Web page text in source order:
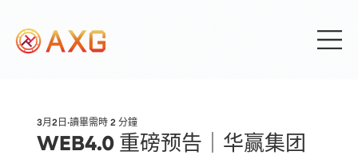
WEB4.0 重磅预告｜华赢集团
3月2日 讀畢需時 2 分鐘